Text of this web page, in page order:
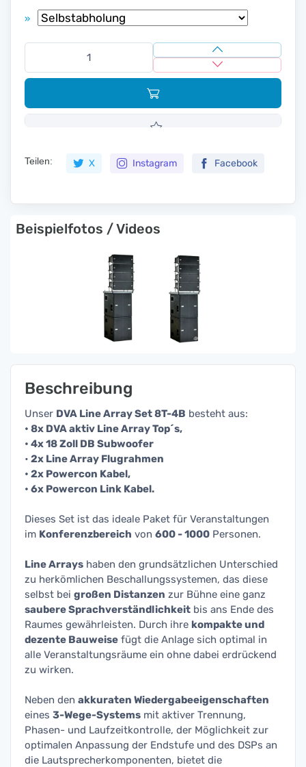
»
Teilen: X Instagram Facebook
Beispielfotos / Videos
Beschreibung
Unser DVA Line Array Set 8T-4B besteht aus:
• 8x DVA aktiv Line Array Top´s,
• 4x 18 Zoll DB Subwoofer
• 2x Line Array Flugrahmen
• 2x Powercon Kabel,
• 6x Powercon Link Kabel.
Dieses Set ist das ideale Paket für Veranstaltungen
im Konferenzbereich von 600 - 1000 Personen.
Line Arrays haben den grundsätzlichen Unterschied
zu herkömlichen Beschallungssystemen, das diese
selbst bei großen Distanzen zur Bühne eine ganz
saubere Sprachverständlichkeit bis ans Ende des
Raumes gewährleisten. Durch ihre kompakte und
dezente Bauweise fügt die Anlage sich optimal in
alle Veranstaltungsräume ein ohne dabei erdrückend
zu wirken.
Neben den akkuraten Wiedergabeeigenschaften
eines 3-Wege-Systems mit aktiver Trennung,
Phasen- und Laufzeitkontrolle, der Möglichkeit zur
optimalen Anpassung der Endstufe und des DSPs an
die Lautsprecherkomponenten, bietet die